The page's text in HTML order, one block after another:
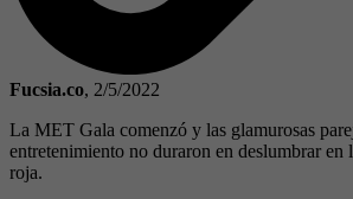
Fucsia.co, 2/5/2022
La MET Gala comenzó y las glamurosas
entretenimiento no duraron en deslumbrar en
roja.